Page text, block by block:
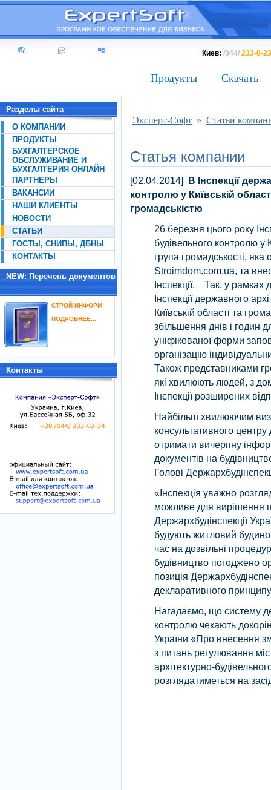
Киев: /044/ 233-0-
Продукты Скачать
Разделы сайта
О КОМПАНИИ
ПРОДУКТЫ
БУХГАЛТЕРСКОЕ
ОБСЛУЖИВАНИЕ И
БУХГАЛТЕРИЯ ОНЛАЙН
ПАРТНЕРЫ
ВАКАНСИИ
НАШИ КЛИЕНТЫ
НОВОСТИ
СТАТЬИ
ГОСТЫ, СНИПЫ, ДБНЫ
КОНТАКТЫ
NEW: Перечень документов
СТРОЙ-ИНФОРМ
ПОДРОБНЕЕ...
Контакты
Эксперт-Софт » Статьи
Статья компании
[02.04.2014]
В Інспекції
контролю у Київській
громадськістю
26 березня цього року
будівельного контролю у
група громадськості, яка
Stroimdom.com.ua, та
Інспекції. Так, у рамках
Інспекції державного
Київській області та
збільшення днів і годин
уніфікованої форми
організацію
Також представниками
які хвилюють людей, з
Інспекції розширених
Найбільш хвилюючим
консультативного
отримати вичерпну
документів на
Голові
«Інспекція уважно
можливе для вирішення
Держархбудінспекції
будують житловий
час на дозвільні
будівництво погоджено
позиція
декларативного
Нагадаємо, що систему
контролю чекають
України «Про внесення
з питань регулювання
архітектурно-
розглядатиметься на